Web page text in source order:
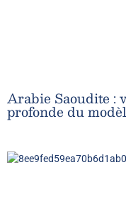
Arabie Saoudite :
profonde du